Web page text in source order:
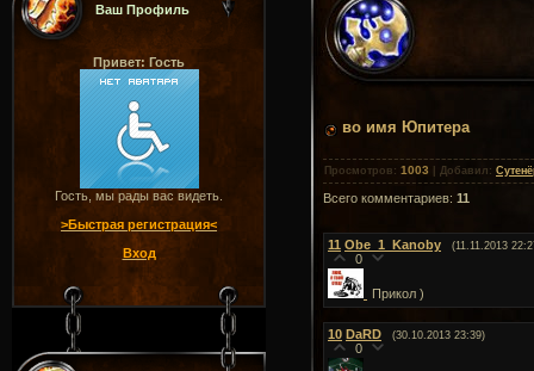
Ваш Профиль
Привет: Гость
Гость, мы рады вас видеть.
>Быстрая регистрация<
Вход
во имя Юпитера
Просмотров : 1003 Добавил :
Всего комментариев: 11
11 Obe_1_Kanoby (11.11.2013
0
Прикол )
10 DaRD (30.10.2013 23:39)
0